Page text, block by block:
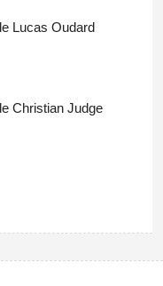
Lucas Oudard
Christian Judge